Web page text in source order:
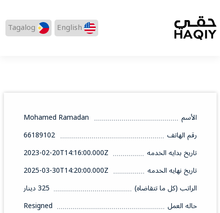
English
Tagalog
الأسم
Mohamed Ramadan
رقم الهاتف
66189102
تاريخ بدايه الخدمه
2023-02-20T14:16:00.000Z
تاريخ نهايه الخدمه
2025-03-30T14:20:00.000Z
الراتب (كل ما تتقاضاه)
325 دينار
حاله العمل
Resigned